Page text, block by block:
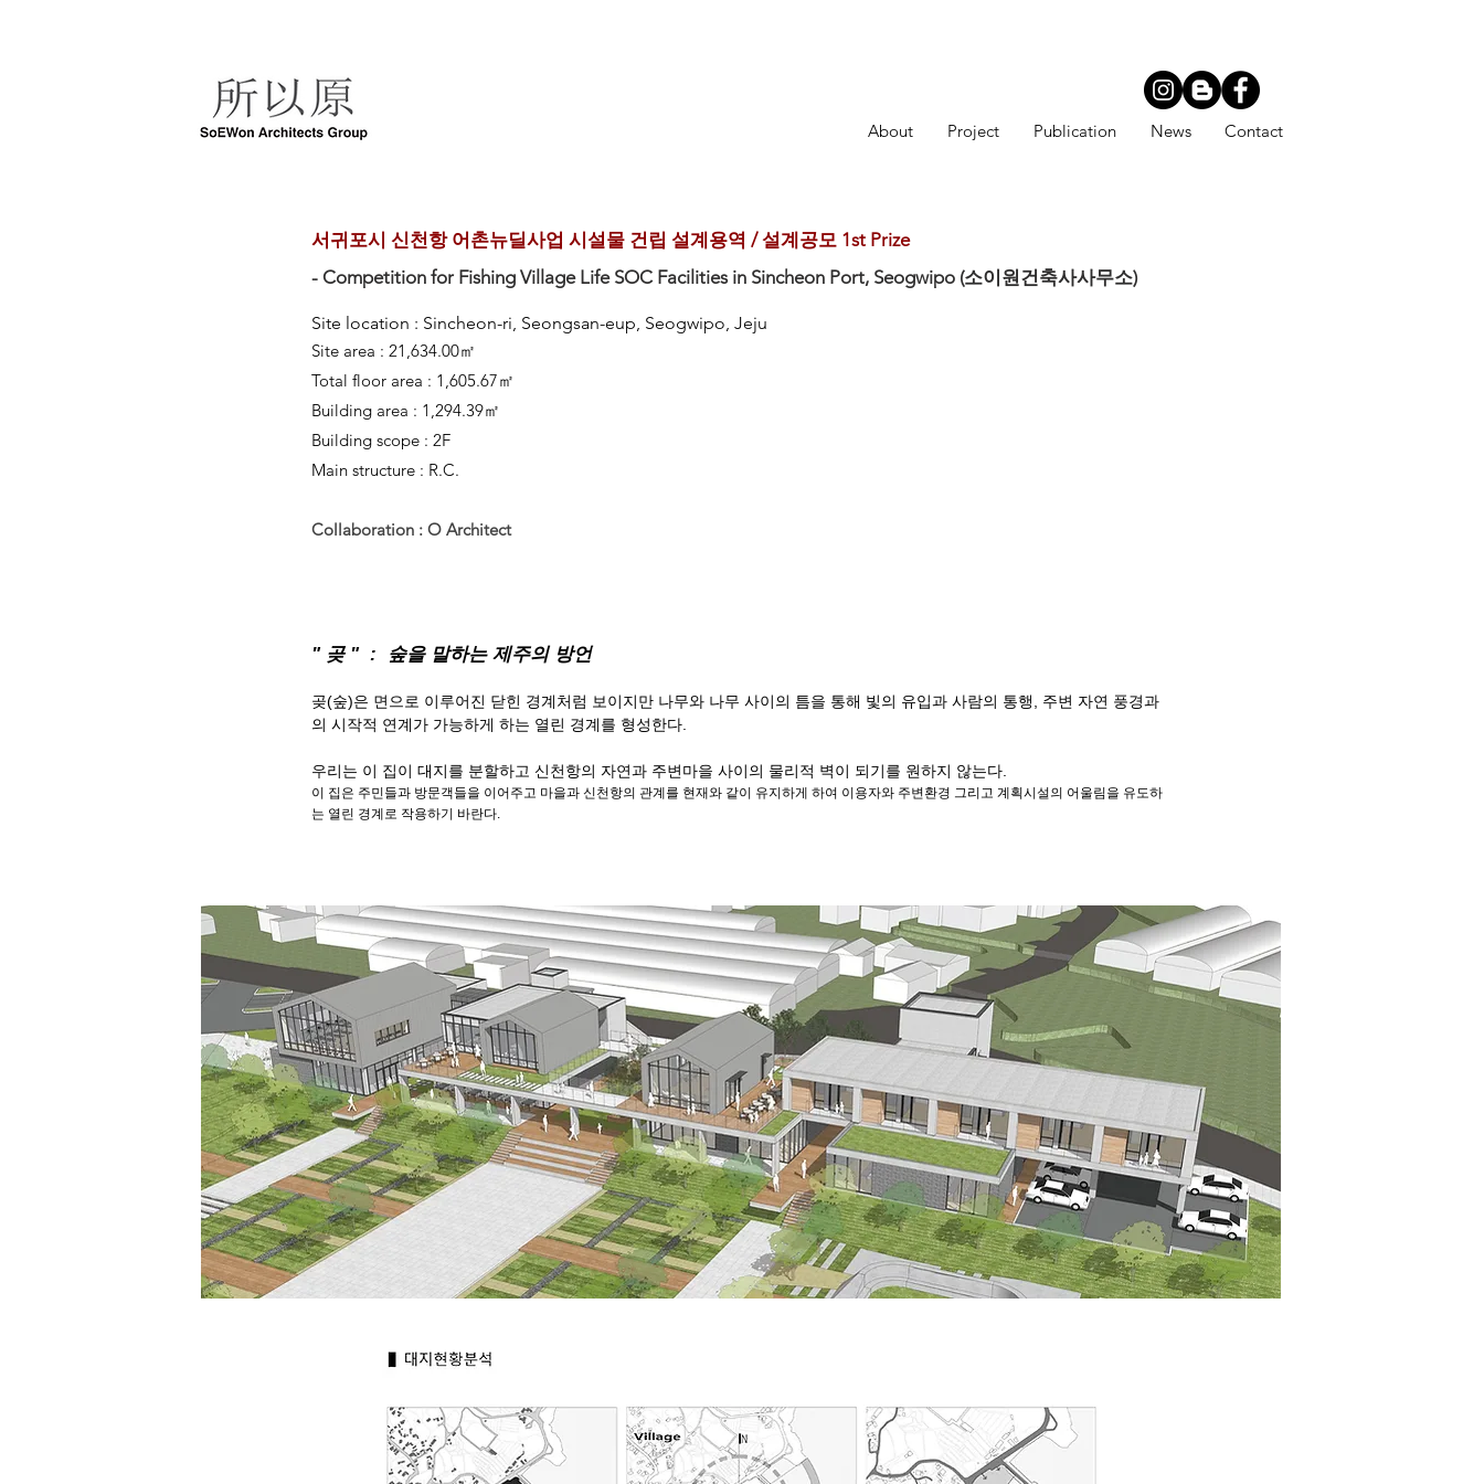
About Project Publication News Contact
서귀포시 신천항 어촌뉴딜사업 시설물 건립 설계용역 / 설계공모 1st Prize
- Competition for Fishing Village Life SOC Facilities in Sincheon Port, Seogwipo (소이원건축사사무소)
Site location : Sincheon-ri, Seongsan-eup, Seogwipo, Jeju
​Site area : 21,634.00㎡
Total floor area : 1,605.67㎡
Building area : 1,294.39㎡
Building scope : 2F
Main structure : R.C.
Collaboration : O Architect
" 곶 " : 숲을 말하는 제주의 방언
곶(숲)은 면으로 이루어진 닫힌 경계처럼 보이지만 나무와 나무 사이의 틈을 통해 빛의 유입과 사람의 통행, 주변 자연 풍경과
의 시작적 연계가 가능하게 하는 열린 경계를 형성한다.
우리는 이 집이 대지를 분할하고 신천항의 자연과 주변마을 사이의 물리적 벽이 되기를 원하지 않는다.
이 집은 주민들과 방문객들을 이어주고 마을과 신천항의 관계를 현재와 같이 유지하게 하여 이용자와 주변환경 그리고 계획시설의 어울림을 유도하
는 열린 경계로 작용하기 바란다.